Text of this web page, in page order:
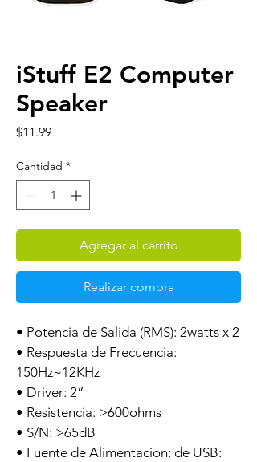
iStuff E2 Computer
Speaker
$11.99Precio
Cantidad *
Agregar al carrito
Realizar compra
• Potencia de Salida (RMS): 2watts x 2
• Respuesta de Frecuencia:
150Hz~12KHz
• Driver: 2”
• Resistencia: >600ohms
• S/N: >65dB
• Fuente de Alimentacion: de USB: